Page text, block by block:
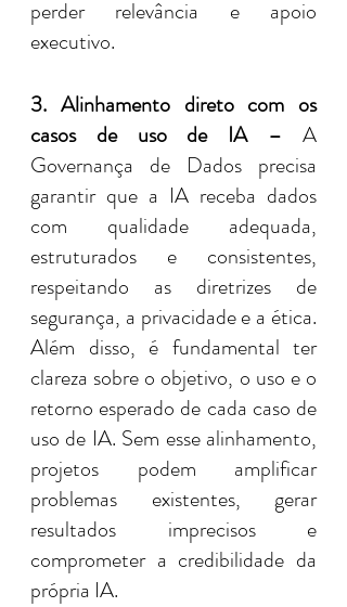
perder relevância e apoio
executivo.
3. Alinhamento direto com os
casos de uso de IA – A
Governança de Dados precisa
garantir que a IA receba dados
com qualidade adequada,
estruturados e consistentes,
respeitando as diretrizes de
segurança, a privacidade e a ética.
Além disso, é fundamental ter
clareza sobre o objetivo, o uso e o
retorno esperado de cada caso de
uso de IA. Sem esse alinhamento,
projetos podem amplificar
problemas existentes, gerar
resultados imprecisos e
comprometer a credibilidade da
própria IA.